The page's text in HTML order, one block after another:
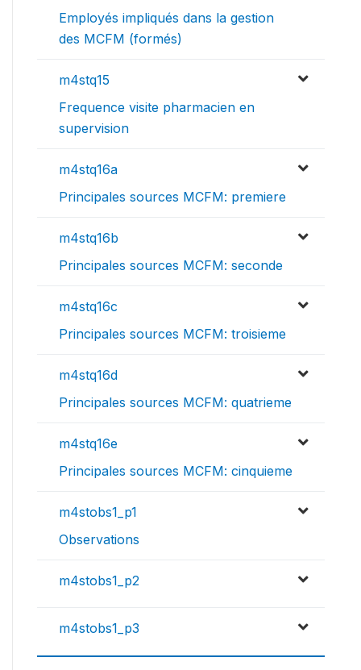
Employés impliqués dans la gestion
des MCFM (formés)
m4stq15
Frequence visite pharmacien en
supervision
m4stq16a
Principales sources MCFM: premiere
m4stq16b
Principales sources MCFM: seconde
m4stq16c
Principales sources MCFM: troisieme
m4stq16d
Principales sources MCFM: quatrieme
m4stq16e
Principales sources MCFM: cinquieme
m4stobs1_p1
Observations
m4stobs1_p2
m4stobs1_p3